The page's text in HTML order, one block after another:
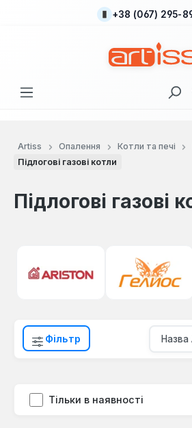
Перейти до основного вмісту
+38 (067) 295-
Artiss Опалення Котли та печі
Підлогові газові котли
Підлогові газові
Фільтр
Тільки в наявності